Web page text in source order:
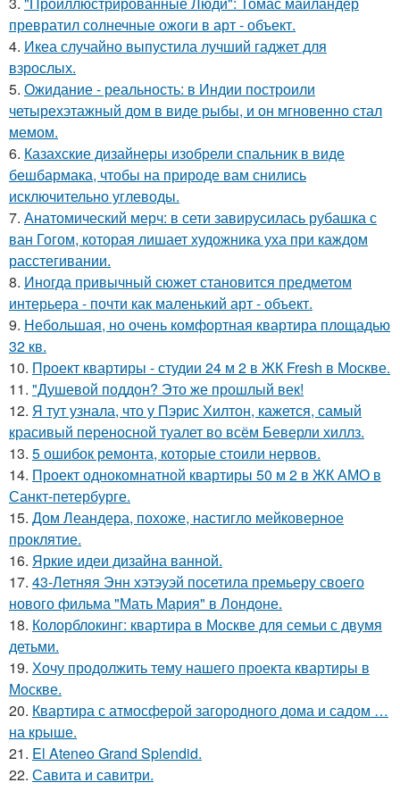
превратил солнечные ожоги в арт - объект.
4. Икеа случайно выпустила лучший гаджет для
взрослых.
5. Ожидание - реальность: в Индии построили
четырехэтажный дом в виде рыбы, и он мгновенно стал
мемом.
6. Казахские дизайнеры изобрели спальник в виде
бешбармака, чтобы на природе вам снились
исключительно углеводы.
7. Анатомический мерч: в сети завирусилась рубашка с
ван Гогом, которая лишает художника уха при каждом
расстегивании.
8. Иногда привычный сюжет становится предметом
интерьера - почти как маленький арт - объект.
9. Небольшая, но очень комфортная квартира площадью
32 кв.
10. Проект квартиры - студии 24 м 2 в ЖК Fresh в Москве.
11. "Душевой поддон? Это же прошлый век!
12. Я тут узнала, что у Пэрис Хилтон, кажется, самый
красивый переносной туалет во всём Беверли хиллз.
13. 5 ошибок ремонта, которые стоили нервов.
14. Проект однокомнатной квартиры 50 м 2 в ЖК АМО в
Санкт-петербурге.
15. Дом Леандера, похоже, настигло мейковерное
проклятие.
16. Яркие идеи дизайна ванной.
17. 43-Летняя Энн хэтэуэй посетила премьеру своего
нового фильма "Мать Мария" в Лондоне.
18. Колорблокинг: квартира в Москве для семьи с двумя
детьми.
19. Хочу продолжить тему нашего проекта квартиры в
Москве.
20. Квартира с атмосферой загородного дома и садом …
на крыше.
21. El Ateneo Grand Splendid.
22. Савита и савитри.